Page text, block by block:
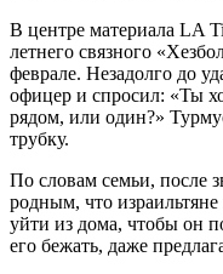
В центре материала LA
летнего связного
феврале. Незадолго до
офицер и спросил: «Ты
рядом, или один?»
трубку.
По словам семьи, после
родным, что
уйти из дома, чтобы он
его бежать, даже